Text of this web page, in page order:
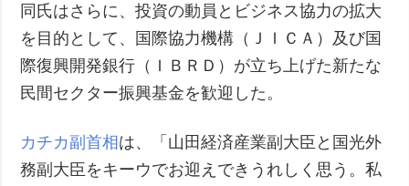
同氏はさらに、投資の動員とビジネス協力の拡大
を目的として、国際協力機構（ＪＩＣＡ）及び国
際復興開発銀行（ＩＢＲＤ）が立ち上げた新たな
民間セクター振興基金を歓迎した。
カチカ副首相は、「山田経済産業副大臣と国光外
務副大臣をキーウでお迎えできうれしく思う。私